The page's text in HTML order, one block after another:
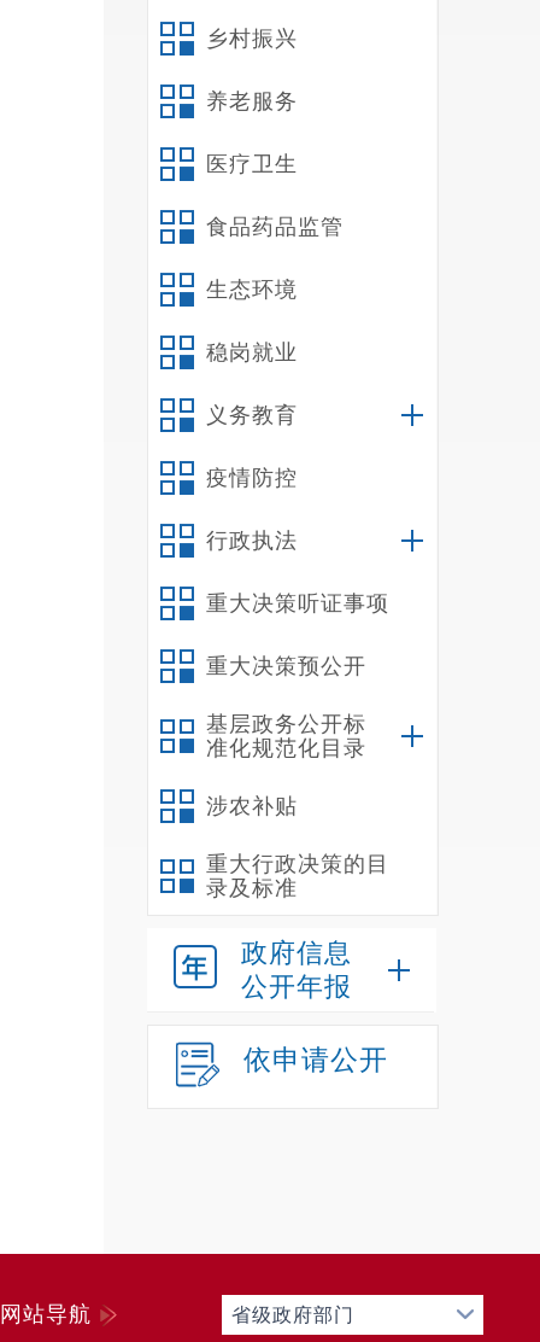
乡村振兴
养老服务
医疗卫生
食品药品监管
生态环境
稳岗就业
义务教育
疫情防控
行政执法
重大决策听证事项
重大决策预公开
基层政务公开标
准化规范化目录
涉农补贴
重大行政决策的目
录及标准
政府信息
公开年报
依申请公开
网站导航 省级政府部门